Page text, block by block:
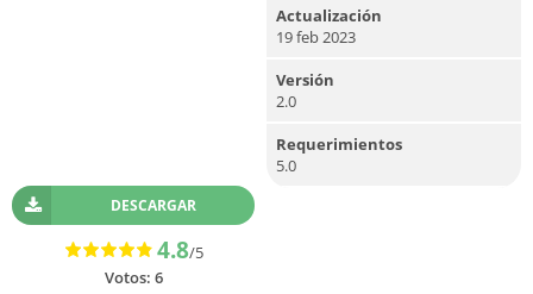
DESCARGAR
4.8/5
Votos: 6
Actualización
19 feb 2023
Versión
2.0
Requerimientos
5.0